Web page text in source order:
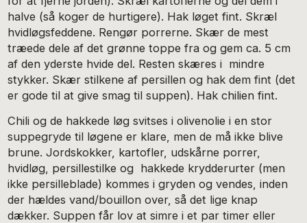
halve (så koger de hurtigere). Hak løget fint. Skræl
hvidløgsfeddene. Rengør porrerne. Skær de mest
træede dele af det grønne toppe fra og gem ca. 5 cm
af den yderste hvide del. Resten skæres i mindre
stykker. Skær stilkene af persillen og hak dem fint (det
er gode til at give smag til suppen). Hak chilien fint.
Chili og de hakkede løg svitses i olivenolie i en stor
suppegryde til løgene er klare, men de må ikke blive
brune. Jordskokker, kartofler, udskårne porrer,
hvidløg, persillestilke og hakkede krydderurter (men
ikke persilleblade) kommes i gryden og vendes, inden
der hældes vand/bouillon over, så det lige knap
dækker. Suppen får lov at simre i et par timer eller